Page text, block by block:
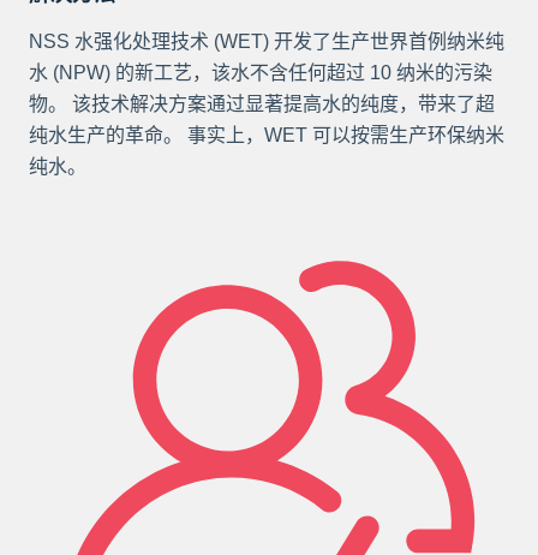
NSS 水强化处理技术 (WET) 开发了生产世界首例纳米纯
水 (NPW) 的新工艺，该水不含任何超过 10 纳米的污染
物。 该技术解决方案通过显著提高水的纯度，带来了超
纯水生产的革命。 事实上，WET 可以按需生产环保纳米
纯水。